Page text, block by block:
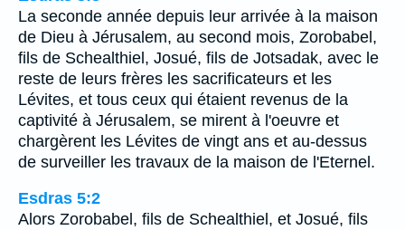
La seconde année depuis leur arrivée à la maison
de Dieu à Jérusalem, au second mois, Zorobabel,
fils de Schealthiel, Josué, fils de Jotsadak, avec le
reste de leurs frères les sacrificateurs et les
Lévites, et tous ceux qui étaient revenus de la
captivité à Jérusalem, se mirent à l'oeuvre et
chargèrent les Lévites de vingt ans et au-dessus
de surveiller les travaux de la maison de l'Eternel.
Esdras 5:2
Alors Zorobabel, fils de Schealthiel, et Josué, fils